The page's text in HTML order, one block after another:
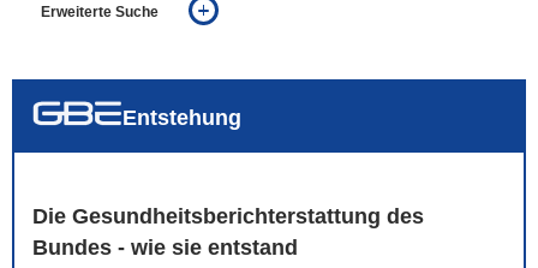
Erweiterte Suche
auch in allen Texten suchen (Volltextsuche)
Entstehung
Die Gesundheitsberichterstattung des
Bundes - wie sie entstand